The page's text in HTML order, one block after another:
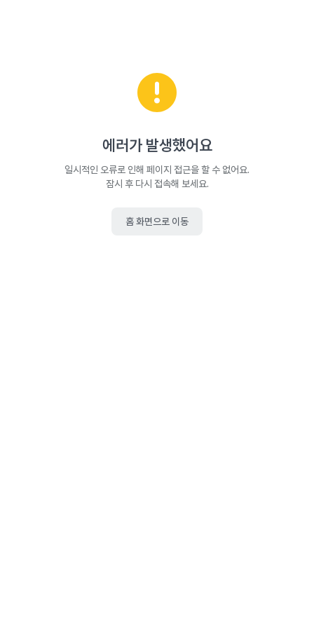
에러가 발생했어요
일시적인 오류로 인해 페이지 접근을 할 수 없어요.
잠시 후 다시 접속해 보세요.
홈 화면으로 이동